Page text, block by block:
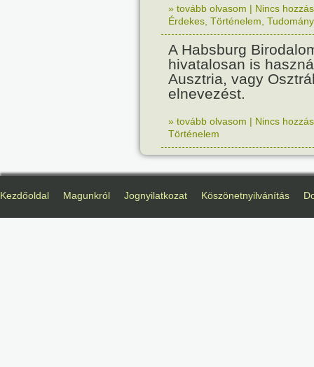
» tovább olvasom | Nincs
Érdekes Történelem Tudomány
A Habsburg
hivatalosan is
Ausztria, vagy
elnevezést.
» tovább olvasom | Nincs
Történelem
Kezdőoldal Magunkról Jognyilatkozat Köszönetnyilvánítás